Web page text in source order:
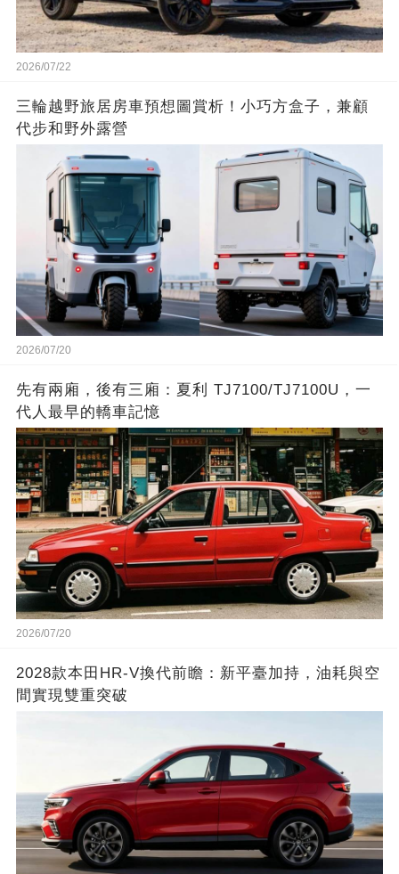
2026/07/22
三輪越野旅居房車預想圖賞析！小巧方盒子，兼顧
代步和野外露營
2026/07/20
先有兩廂，後有三廂：夏利 TJ7100/TJ7100U，一
代人最早的轎車記憶
2026/07/20
2028款本田HR-V換代前瞻：新平臺加持，油耗與空
間實現雙重突破